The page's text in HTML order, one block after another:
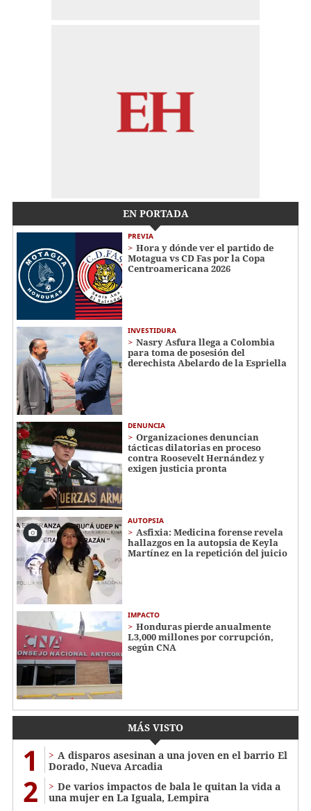
EN PORTADA
PREVIA
Hora y dónde ver el partido de
Motagua vs CD Fas por la Copa
Centroamericana 2026
INVESTIDURA
Nasry Asfura llega a Colombia
para toma de posesión del
derechista Abelardo de la Espriella
DENUNCIA
Organizaciones denuncian
tácticas dilatorias en proceso
contra Roosevelt Hernández y
exigen justicia pronta
AUTOPSIA
Asfixia: Medicina forense revela
hallazgos en la autopsia de Keyla
Martínez en la repetición del juicio
IMPACTO
Honduras pierde anualmente
L3,000 millones por corrupción,
según CNA
MÁS VISTO
1
A disparos asesinan a una joven en el barrio El
Dorado, Nueva Arcadia
2
De varios impactos de bala le quitan la vida a
una mujer en La Iguala, Lempira